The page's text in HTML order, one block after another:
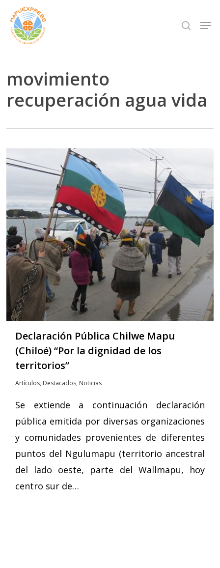
Skip
main
search
movimiento
recuperación agua vida
Declaración Pública Chilwe Mapu
(Chiloé) “Por la dignidad de los
territorios”
Artículos, Destacados, Noticias
Se extiende a continuación declaración
pública emitida por diversas organizaciones
y comunidades provenientes de diferentes
puntos del Ngulumapu (territorio ancestral
del lado oeste, parte del Wallmapu, hoy
centro sur de…
Close